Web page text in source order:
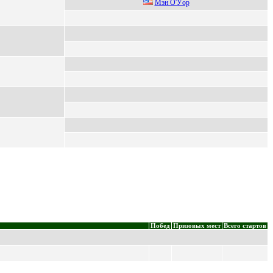
Mэн O'Уop
Побед Призовых мест Всего стартов